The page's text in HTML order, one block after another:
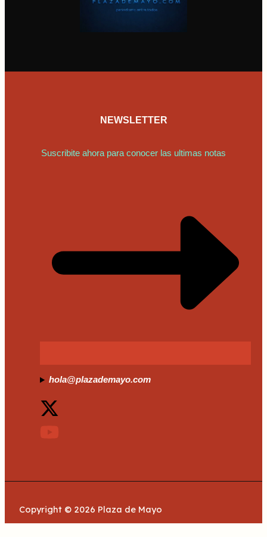
NEWSLETTER
Suscribite ahora para conocer las ultimas notas
hola@plazademayo.com
Copyright © 2026 Plaza de Mayo